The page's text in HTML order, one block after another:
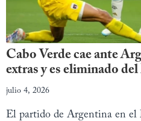
Cabo Verde cae ante
extras y es eliminado
julio 4, 2026
El partido de Argentina en el